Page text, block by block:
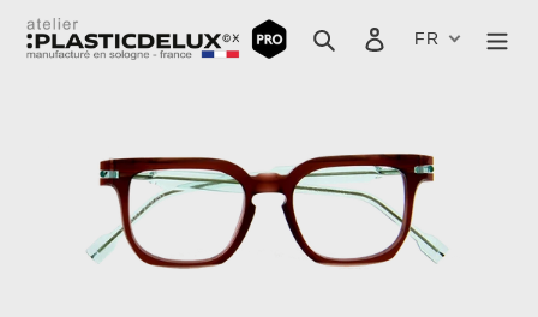
contenu
RechercherSe connecter
FR